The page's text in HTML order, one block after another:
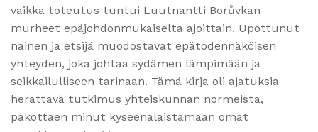
vaikka toteutus tuntui Luutnantti Borůvkan
murheet epäjohdonmukaiselta ajoittain. Upottunut
nainen ja etsijä muodostavat epätodennäköisen
yhteyden, joka johtaa sydämen lämpimään ja
seikkailulliseen tarinaan. Tämä kirja oli ajatuksia
herättävä tutkimus yhteiskunnan normeista,
pakottaen minut kyseenalaistamaan omat